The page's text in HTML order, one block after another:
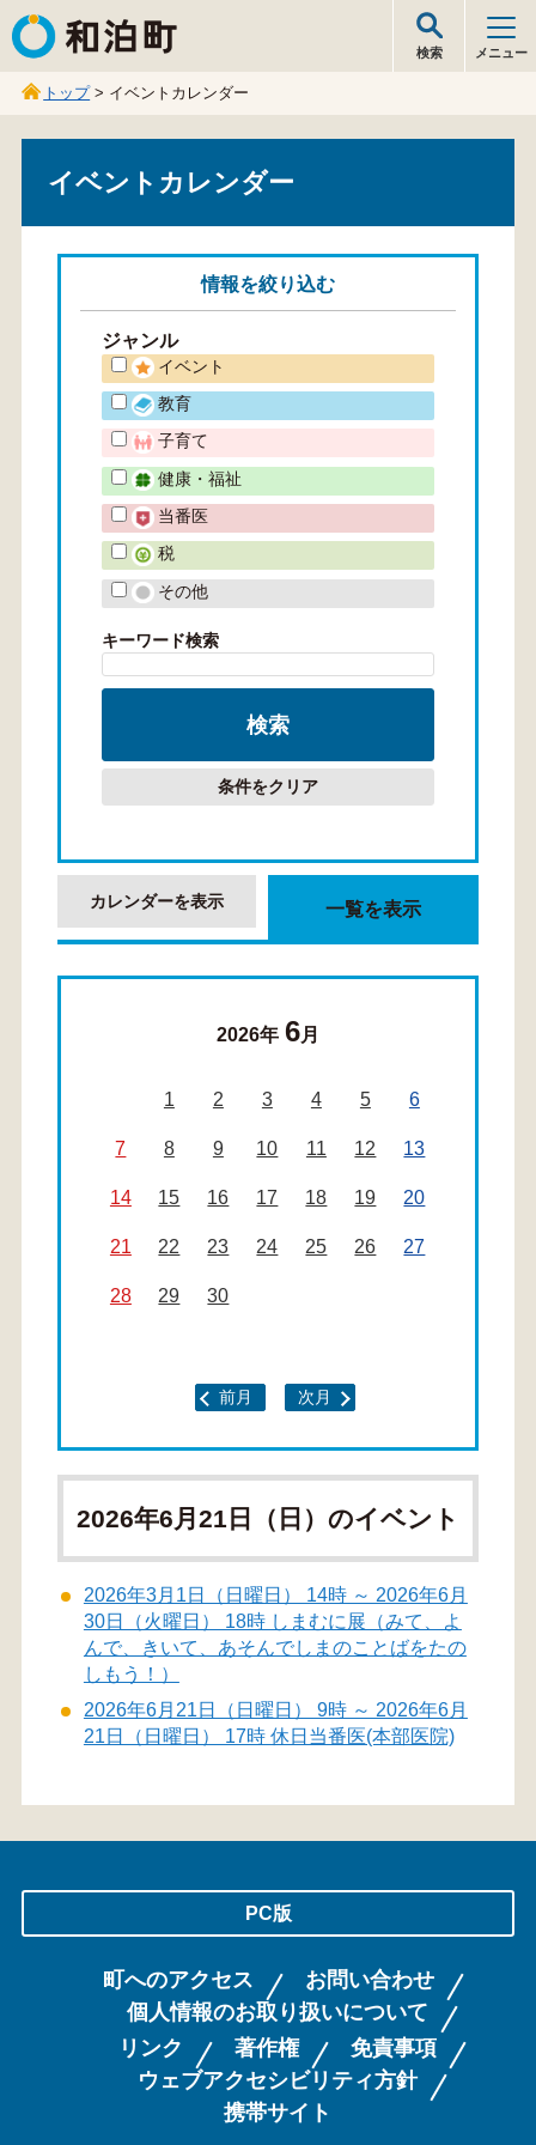
和泊町
検索 メニュー
トップ> イベントカレンダー
イベントカレンダー
情報を絞り込む
ジャンル
イベント
教育
子育て
健康・福祉
当番医
税
その他
キーワード検索
条件をクリア
カレンダーを表示 一覧を表示
2026年 6月
1 2 3 4 5 6
7 8 9 10 11 12 13
14 15 16 17 18 19 20
21 22 23 24 25 26 27
28 29 30
前月 次月
2026年6月21日（日）のイベント
2026年3月1日（日曜日） 14時 ～ 2026年6月
30日（火曜日） 18時 しまむに展（みて、よ
んで、きいて、あそんでしまのことばをたの
しもう！）
2026年6月21日（日曜日） 9時 ～ 2026年6月
21日（日曜日） 17時 休日当番医(本部医院)
PC版
町へのアクセス
お問い合わせ
個人情報のお取り扱いについて
リンク
著作権
免責事項
ウェブアクセシビリティ方針
携帯サイト